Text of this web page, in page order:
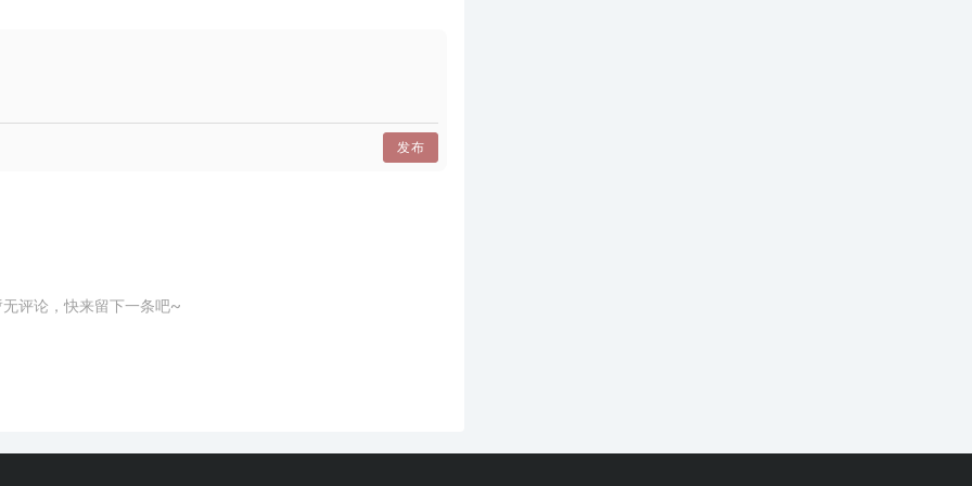
发布
无评论，快来留下一条吧~